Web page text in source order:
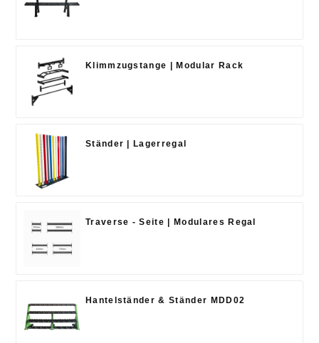
Klimmzugstange | Modular Rack
Ständer | Lagerregal
Traverse - Seite | Modulares Regal
Hantelständer & Ständer MDD02